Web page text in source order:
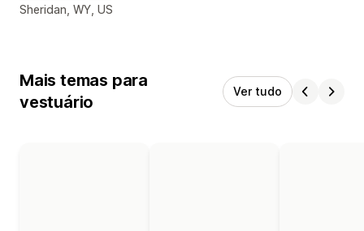
Informações de contato do designer
Sheridan, WY, US
Mais temas para
vestuário
Ver tudo